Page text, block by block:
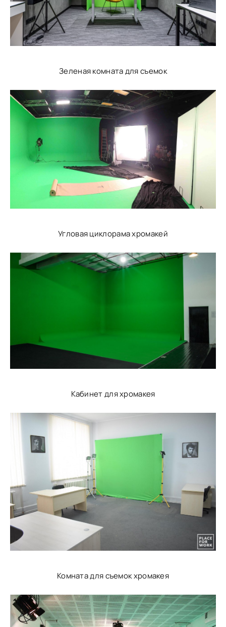
Зеленая комната для съемок
Угловая циклорама хромакей
Кабинет для хромакея
Комната для съемок хромакея